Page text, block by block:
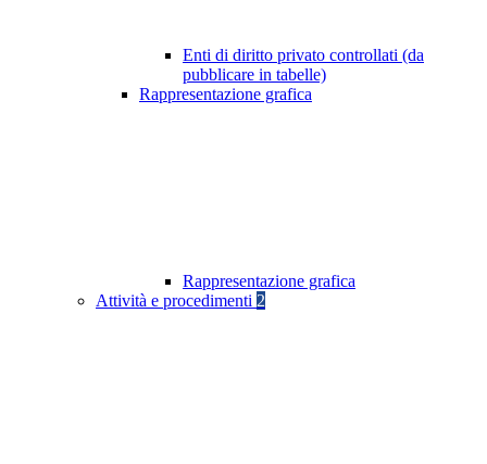
Enti di diritto privato controllati (da
pubblicare in tabelle)
Rappresentazione grafica
Rappresentazione grafica
Attività e procedimenti 2